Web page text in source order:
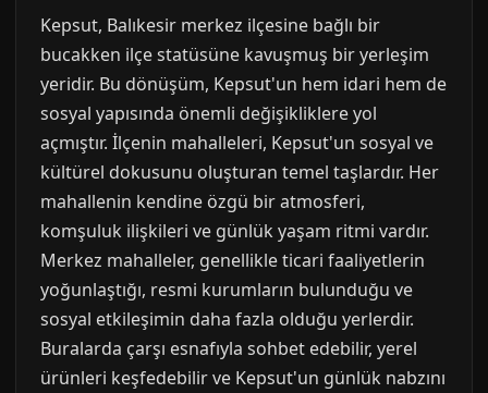
Kepsut, Balıkesir merkez ilçesine bağlı bir
bucakken ilçe statüsüne kavuşmuş bir yerleşim
yeridir. Bu dönüşüm, Kepsut'un hem idari hem de
sosyal yapısında önemli değişikliklere yol
açmıştır. İlçenin mahalleleri, Kepsut'un sosyal ve
kültürel dokusunu oluşturan temel taşlardır. Her
mahallenin kendine özgü bir atmosferi,
komşuluk ilişkileri ve günlük yaşam ritmi vardır.
Merkez mahalleler, genellikle ticari faaliyetlerin
yoğunlaştığı, resmi kurumların bulunduğu ve
sosyal etkileşimin daha fazla olduğu yerlerdir.
Buralarda çarşı esnafıyla sohbet edebilir, yerel
ürünleri keşfedebilir ve Kepsut'un günlük nabzını